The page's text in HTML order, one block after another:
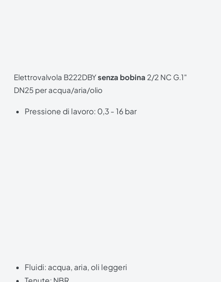
Elettrovalvola B222DBYsenza bobina 2/2 NC G.1"
DN25 per acqua/aria/olio
Pressione di lavoro: 0,3 - 16 bar
Fluidi: acqua, aria, oli leggeri